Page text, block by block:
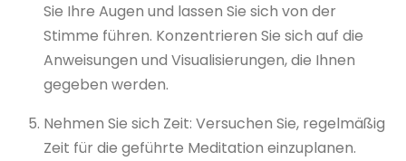
Sie Ihre Augen und lassen Sie sich von der
Stimme führen. Konzentrieren Sie sich auf die
Anweisungen und Visualisierungen, die Ihnen
gegeben werden.
Nehmen Sie sich Zeit: Versuchen Sie, regelmäßig
Zeit für die geführte Meditation einzuplanen.